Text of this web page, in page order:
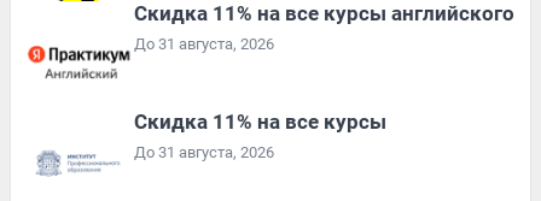
Скидка 11% на все курсы английского
До 31 августа, 2026
Скидка 11% на все курсы
До 31 августа, 2026